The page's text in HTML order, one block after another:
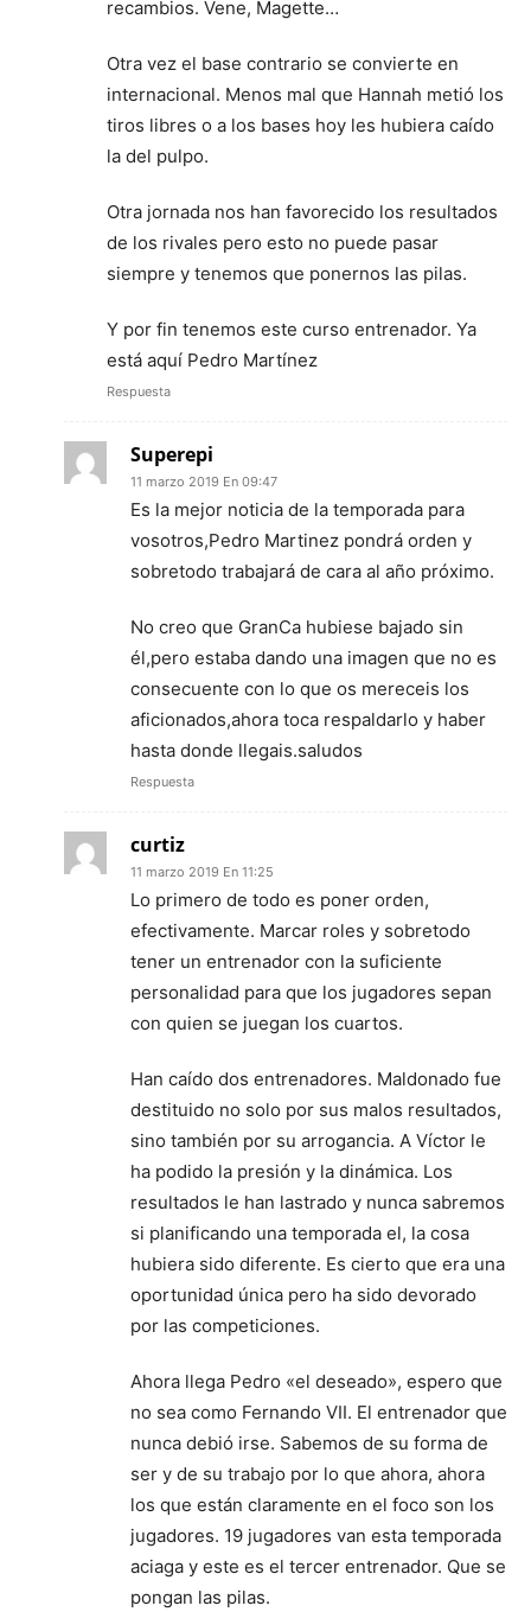
recambios. Vene, Magette…
Otra vez el base contrario se convierte en
internacional. Menos mal que Hannah metió los
tiros libres o a los bases hoy les hubiera caído
la del pulpo.
Otra jornada nos han favorecido los resultados
de los rivales pero esto no puede pasar
siempre y tenemos que ponernos las pilas.
Y por fin tenemos este curso entrenador. Ya
está aquí Pedro Martínez
Respuesta
Superepi
11 marzo 2019 En 09:47
Es la mejor noticia de la temporada para
vosotros,Pedro Martinez pondrá orden y
sobretodo trabajará de cara al año próximo.
No creo que GranCa hubiese bajado sin
él,pero estaba dando una imagen que no es
consecuente con lo que os mereceis los
aficionados,ahora toca respaldarlo y haber
hasta donde llegais.saludos
Respuesta
curtiz
11 marzo 2019 En 11:25
Lo primero de todo es poner orden,
efectivamente. Marcar roles y sobretodo
tener un entrenador con la suficiente
personalidad para que los jugadores sepan
con quien se juegan los cuartos.
Han caído dos entrenadores. Maldonado fue
destituido no solo por sus malos resultados,
sino también por su arrogancia. A Víctor le
ha podido la presión y la dinámica. Los
resultados le han lastrado y nunca sabremos
si planificando una temporada el, la cosa
hubiera sido diferente. Es cierto que era una
oportunidad única pero ha sido devorado
por las competiciones.
Ahora llega Pedro «el deseado», espero que
no sea como Fernando VII. El entrenador que
nunca debió irse. Sabemos de su forma de
ser y de su trabajo por lo que ahora, ahora
los que están claramente en el foco son los
jugadores. 19 jugadores van esta temporada
aciaga y este es el tercer entrenador. Que se
pongan las pilas.